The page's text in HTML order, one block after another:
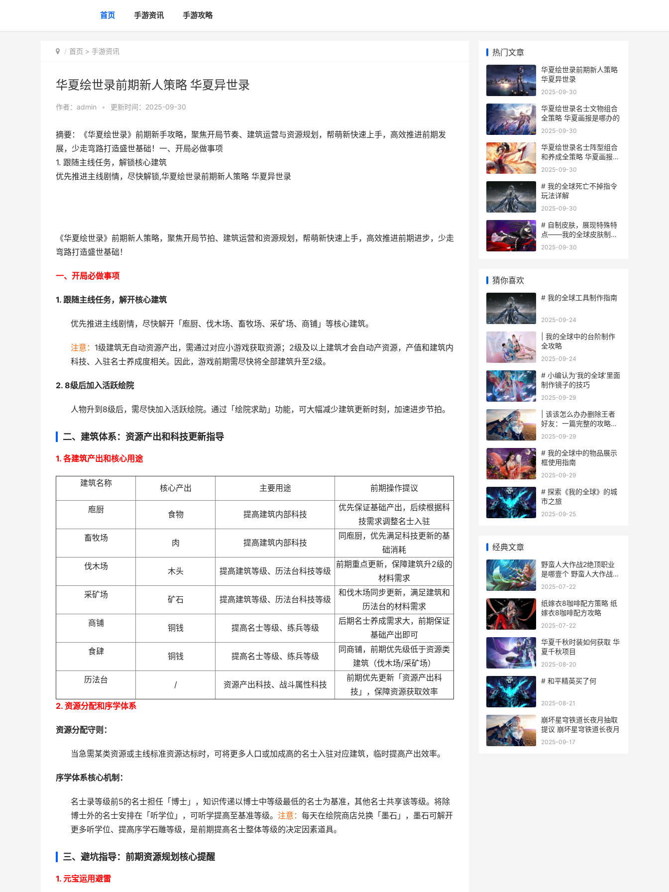
首页 手游资讯 手游攻略
首页 > 手游资讯
华夏绘世录前期新人策略 华夏异世录
作者： admin • 更新时间：2025-09-30
摘要：《华夏绘世录》前期新手攻略，聚焦开局节奏、建筑运营与资源规划，帮萌新快速上手，高效推进前期发
展，少走弯路打造盛世基础！一、开局必做事项​
1. 跟随主线任务，解锁核心建筑​
优先推进主线剧情，尽快解锁,华夏绘世录前期新人策略 华夏异世录
《华夏绘世录》前期新人策略，聚焦开局节拍、建筑运营和资源规划，帮萌新快速上手，高效推进前期进步，少走
弯路打造盛世基础！
一、开局必做事项​
1. 跟随主线任务，解开核心建筑​
优先推进主线剧情，尽快解开「庖厨、伐木场、畜牧场、采矿场、商铺」等核心建筑。
注意： 1级建筑无自动资源产出，需通过对应小游戏获取资源；2级及以上建筑才会自动产资源，产值和建筑内
科技、入驻名士养成度相关。因此，游戏前期需尽快将全部建筑升至2级。
2. 8级后加入活跃绘院​
人物升到8级后，需尽快加入活跃绘院。通过「绘院求助」功能，可大幅减少建筑更新时刻，加速进步节拍。
二、建筑体系：资源产出和科技更新指导​
1. 各建筑产出和核心用途​
建筑名称
核心产出 主要用途 前期操作提议
庖厨
食物 提高建筑内部科技
优先保证基础产出，后续根据科
技需求调整名士入驻
畜牧场
肉 提高建筑内部科技
同庖厨，优先满足科技更新的基
础消耗
伐木场
木头 提高建筑等级、历法台科技等级
前期重点更新，保障建筑升2级的
材料需求
采矿场
矿石 提高建筑等级、历法台科技等级
和伐木场同步更新，满足建筑和
历法台的材料需求
商铺
铜钱 提高名士等级、练兵等级
后期名士养成需求大，前期保证
基础产出即可
食肆
铜钱 提高名士等级、练兵等级
同商铺，前期优先级低于资源类
建筑（伐木场/采矿场）
历法台
/ 资源产出科技、战斗属性科技
前期优先更新「资源产出科
技」，保障资源获取效率
2. 资源分配和序学体系​
资源分配守则：
当急需某类资源或主线标准资源达标时，可将更多人口或加成高的名士入驻对应建筑，临时提高产出效率。
序学体系核心机制：
名士录等级前5的名士担任「博士」，知识传递以博士中等级最低的名士为基准，其他名士共享该等级。将除
博士外的名士安排在「听学位」，可听学提高至基准等级。 注意： 每天在绘院商店兑换「墨石」，墨石可解开
更多听学位、提高序学石雕等级，是前期提高名士整体等级的决定因素道具。
三、避坑指导：前期资源规划核心提醒​
1. 元宝运用避雷​
热门文章
华夏绘世录前期新人策略
华夏异世录
2025-09-30
华夏绘世录名士文物组合
全策略 华夏画报是哪办的
2025-09-30
华夏绘世录名士阵型组合
和养成全策略 华夏画报是
哪办的
2025-09-30
# 我的全球死亡不掉指令
玩法详解
2025-09-30
# 自制皮肤，展现特殊特
点——我的全球皮肤制作
指南
2025-09-30
猜你喜欢
# 我的全球工具制作指南
2025-09-24
| 我的全球中的台阶制作
全攻略
2025-09-24
# 小编认为‘我的全球’里面
制作镜子的技巧
2025-09-29
| 该该怎么办办删除王者
好友：一篇完整的攻略指
南
2025-09-29
# 我的全球中的物品展示
框使用指南
2025-09-29
# 探索《我的全球》的城
市之旅
2025-09-25
经典文章
野蛮人大作战2绝顶职业
是哪壹个 野蛮人大作战2
礼包码
2025-07-22
纸嫁衣8咖啡配方策略 纸
嫁衣8咖啡配方攻略
2025-07-22
华夏千秋时装如何获取 华
夏千秋项目
2025-08-20
# 和平精英买了何
2025-08-21
崩坏星穹铁道长夜月抽取
提议 崩坏星穹铁道长夜月
2025-09-17